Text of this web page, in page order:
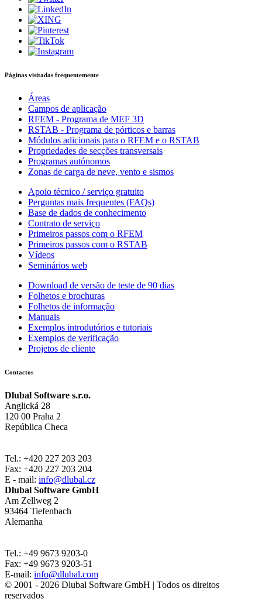
Páginas visitadas frequentemente
Áreas
Campos de aplicação
RFEM - Programa de MEF 3D
RSTAB - Programa de pórticos e barras
Módulos adicionais para o RFEM e o RSTAB
Propriedades de secções transversais
Programas autónomos
Zonas de carga de neve, vento e sismos
Apoio técnico / serviço gratuito
Perguntas mais frequentes (FAQs)
Base de dados de conhecimento
Contrato de serviço
Primeiros passos com o RFEM
Primeiros passos com o RSTAB
Vídeos
Seminários web
Download de versão de teste de 90 dias
Folhetos e brochuras
Folhetos de informação
Manuais
Exemplos introdutórios e tutoriais
Exemplos de verificação
Projetos de cliente
Contactos
Dlubal Software s.r.o.
Anglická 28
120 00 Praha 2
República Checa
Tel.: +420 227 203 203
Fax: +420 227 203 204
E - mail: info@dlubal.cz
Dlubal Software GmbH
Am Zellweg 2
93464 Tiefenbach
Alemanha
Tel.: +49 9673 9203-0
Fax: +49 9673 9203-51
E-mail: info@dlubal.com
© 2001 - 2026 Dlubal Software GmbH | Todos os direitos
reservados